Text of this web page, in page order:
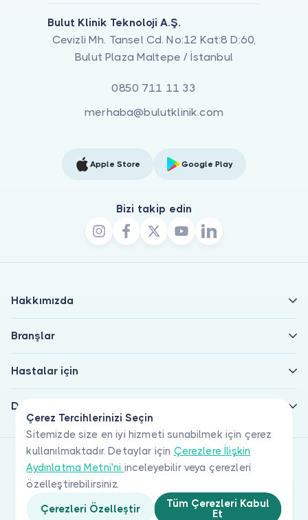
Çerez Tercihlerinizi Seçin
Sitemizde size en iyi hizmeti sunabilmek için çerez
kullanılmaktadır. Detaylar için Çerezlere İlişkin
Aydınlatma Metni'ni inceleyebilir veya çerezleri
özelleştirebilirsiniz.
Çerezleri Özelleştir
Tüm Çerezleri Kabul
Et
Bulut Klinik Teknoloji A.Ş.
Cevizli Mh. Tansel Cd. No:12 Kat:8 D:60,
Bulut Plaza Maltepe / İstanbul
0850 711 11 33
merhaba@bulutklinik.com
Apple Store Google Play
Bizi takip edin
Hakkımızda
Branşlar
Hastalar için
Doktorlar için